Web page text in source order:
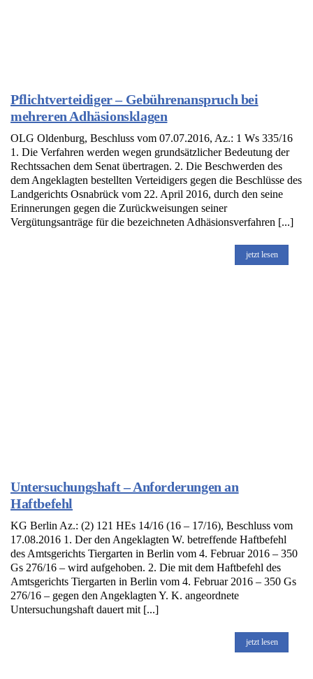
Pflichtverteidiger – Gebührenanspruch bei
mehreren Adhäsionsklagen
OLG Oldenburg, Beschluss vom 07.07.2016, Az.: 1 Ws 335/16
1. Die Verfahren werden wegen grundsätzlicher Bedeutung der
Rechtssachen dem Senat übertragen. 2. Die Beschwerden des
dem Angeklagten bestellten Verteidigers gegen die Beschlüsse des
Landgerichts Osnabrück vom 22. April 2016, durch den seine
Erinnerungen gegen die Zurückweisungen seiner
Vergütungsanträge für die bezeichneten Adhäsionsverfahren [...]
jetzt lesen
Untersuchungshaft – Anforderungen an
Haftbefehl
KG Berlin Az.: (2) 121 HEs 14/16 (16 – 17/16), Beschluss vom
17.08.2016 1. Der den Angeklagten W. betreffende Haftbefehl
des Amtsgerichts Tiergarten in Berlin vom 4. Februar 2016 – 350
Gs 276/16 – wird aufgehoben. 2. Die mit dem Haftbefehl des
Amtsgerichts Tiergarten in Berlin vom 4. Februar 2016 – 350 Gs
276/16 – gegen den Angeklagten Y. K. angeordnete
Untersuchungshaft dauert mit [...]
jetzt lesen